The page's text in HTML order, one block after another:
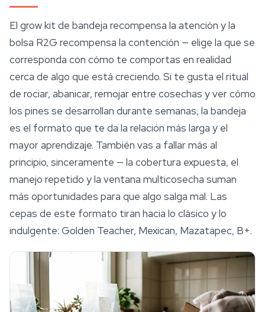
El grow kit de bandeja recompensa la atención y la
bolsa R2G recompensa la contención — elige la que se
corresponda con cómo te comportas en realidad
cerca de algo que está creciendo. Si te gusta el ritual
de rociar, abanicar, remojar entre cosechas y ver cómo
los pines se desarrollan durante semanas, la bandeja
es el formato que te da la relación más larga y el
mayor aprendizaje. También vas a fallar más al
principio, sinceramente — la cobertura expuesta, el
manejo repetido y la ventana multicosecha suman
más oportunidades para que algo salga mal. Las
cepas de este formato tiran hacia lo clásico y lo
indulgente: Golden Teacher, Mexican, Mazatapec, B+.